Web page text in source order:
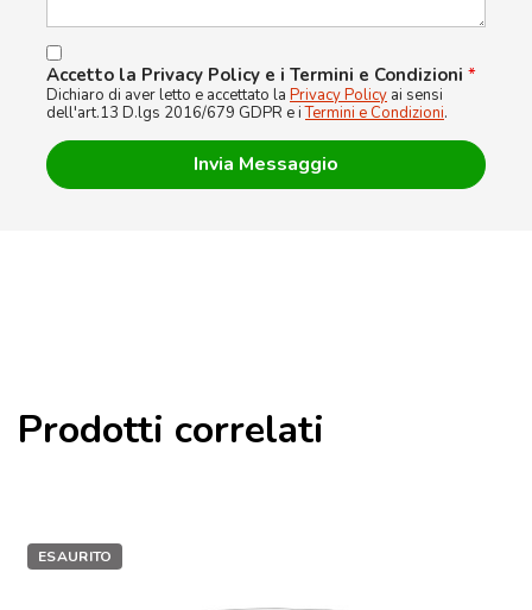
Accetto la Privacy Policy e i Termini e Condizioni *
Dichiaro di aver letto e accettato la Privacy Policy ai sensi
dell'art.13 D.lgs 2016/679 GDPR e iTermini e Condizioni.
Prodotti correlati
ESAURITO